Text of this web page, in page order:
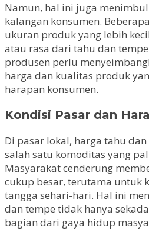
Namun, hal ini juga
kalangan konsumen.
ukuran produk yang lebih
atau rasa dari tahu dan
produsen perlu
harga dan kualitas produk
harapan konsumen.
Kondisi Pasar dan
Di pasar lokal, harga tahu
salah satu komoditas yang
Masyarakat cenderung
cukup besar, terutama untuk
tangga sehari-hari. Hal ini
dan tempe tidak hanya
bagian dari gaya hidup